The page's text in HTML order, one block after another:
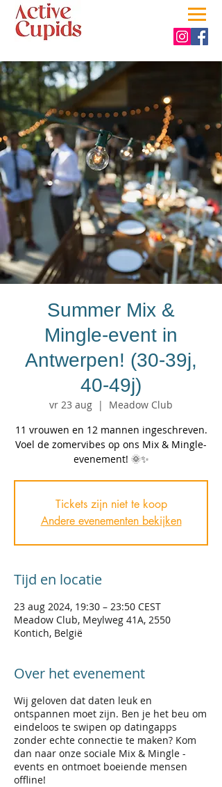
Summer Mix &
Mingle-event in
Antwerpen! (30-39j,
40-49j)
vr 23 aug
  |
Meadow Club
11 vrouwen en 12 mannen ingeschreven.
Voel de zomervibes op ons Mix & Mingle-
evenement! 🌞✨
Tickets zijn niet te koop
Andere evenementen bekijken
Tijd en locatie
23 aug 2024, 19:30 – 23:50 CEST
Meadow Club, Meylweg 41A, 2550
Kontich, België
Over het evenement
Wij geloven dat daten leuk en
ontspannen moet zijn. Ben je het beu om
eindeloos te swipen op datingapps
zonder echte connectie te maken? Kom
dan naar onze sociale Mix & Mingle -
events en ontmoet boeiende mensen
offline!